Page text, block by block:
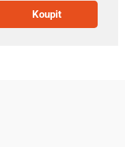
Koupit